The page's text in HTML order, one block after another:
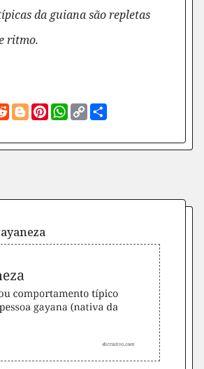
da guiana são repletas
ritmo.
RedditBloggerPinterest
WhatsApp
Copy
Link